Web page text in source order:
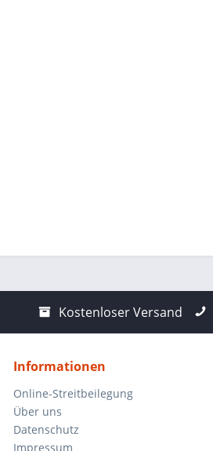
Kostenloser Versand
Informationen
Online-Streitbeilegung
Über uns
Datenschutz
Impressum